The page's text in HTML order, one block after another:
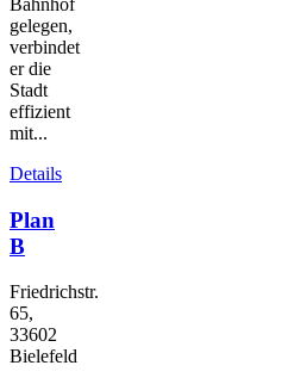
gelegen,
verbindet
er die
Stadt
effizient
mit...
Details
Plan
B
Friedrichstr.
65,
33602
Bielefeld